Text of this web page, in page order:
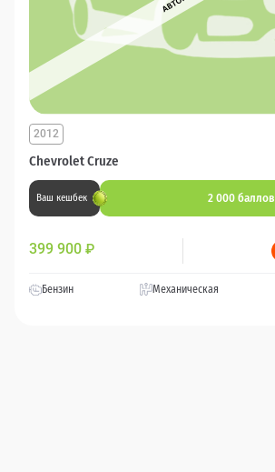
Chevrolet Cruze
2012
Ваш кешбек 2 000 баллов
399 900 ₽
Бензин Механическая